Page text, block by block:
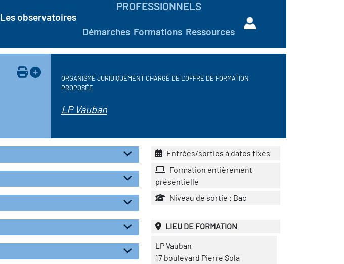
Les observatoires
PROFESSIONNELS
Démarches Formations Ressources
ORGANISME JURIDIQUEMENT CHARGÉ DE L'OFFRE DE FORMATION
PROPOSÉE
LP Vauban
Entrées/sorties à dates fixes
Formation entièrement
présentielle
Niveau de sortie : Bac
LIEU DE FORMATION
LP Vauban
17 boulevard Pierre Sola